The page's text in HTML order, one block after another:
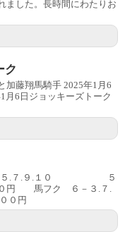
ました。長時間にわたりお
ク
加藤翔馬騎手 2025年1月6
月6日ジョッキーズトーク
３.５.７.９.１０ ５
円 馬フク ６－３.７.
円